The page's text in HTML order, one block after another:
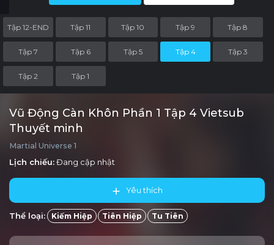
Tập 12-END Tập 11 Tập 10 Tập 9 Tập 8
Tập 7 Tập 6 Tập 5 Tập 4 Tập 3
Tập 2 Tập 1
Vũ Động Càn Khôn Phần 1 Tập 4 Vietsub
Thuyết minh
Martial Universe 1
Lịch chiếu:Đang cập nhật
Yêu thích
Thể loại: Kiếm Hiệp Tiên Hiệp Tu Tiên